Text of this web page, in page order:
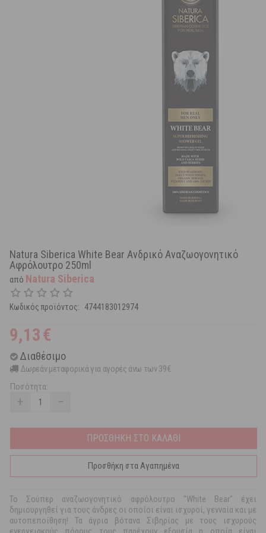
Natura Siberica White Bear Ανδρικό Αναζωογονητικό
Αφρόλουτρο 250ml
από Natura Siberica
Κωδικός προϊόντος: 4744183012974
9,13€
Διαθέσιμο
Δωρεάν μεταφορικά για αγορές άνω των 39€
Ποσότητα:
+ −
ΠΡΟΣΘΗΚΗ ΣΤΟ ΚΑΛΑΘΙ
Προσθήκη στα Αγαπημένα
Το Σούπερ αναζωογονητικό αφρόλουτρο "White Bear" έχει
δημιουργηθεί για τους άνδρες οι οποίοι είναι ισχυροί, γενναία και με
αυτοπεποίθηση! Τα άγρια βότανα Σιβηρίας με τους ισχυρούς